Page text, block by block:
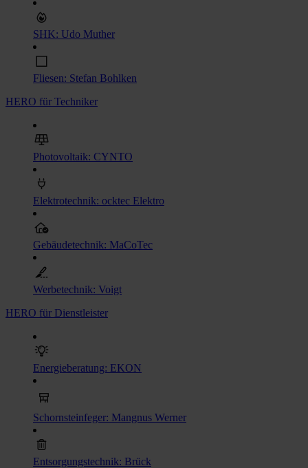
SHK: Udo Muther
Fliesen: Stefan Bohlken
HERO für Techniker
Photovoltaik: CYNTO
Elektrotechnik: ocktec Elektro
Gebäudetechnik: MaCoTec
Werbetechnik: Voigt
HERO für Dienstleister
Energieberatung: EKON
Schornsteinfeger: Mangnus Werner
Entsorgungstechnik: Brück